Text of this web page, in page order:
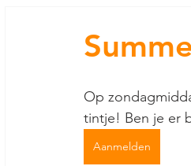
Op
tintje! Ben je er
Aanmelden